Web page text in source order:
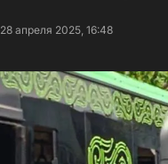
28 апреля 2025, 16:48